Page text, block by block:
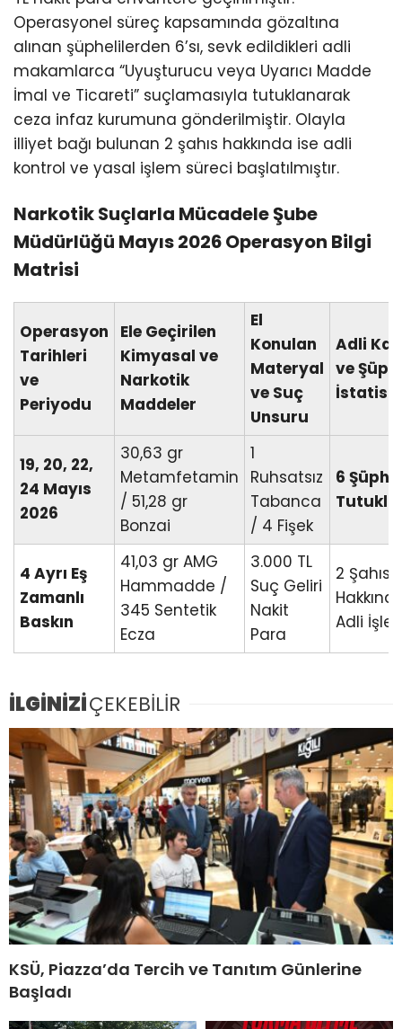
Operasyonel süreç kapsamında gözaltına
alınan şüphelilerden 6’sı, sevk edildikleri adli
makamlarca “Uyuşturucu veya Uyarıcı Madde
İmal ve Ticareti” suçlamasıyla tutuklanarak
ceza infaz kurumuna gönderilmiştir. Olayla
illiyet bağı bulunan 2 şahıs hakkında ise adli
kontrol ve yasal işlem süreci başlatılmıştır.
Narkotik Suçlarla Mücadele Şube
Müdürlüğü Mayıs 2026 Operasyon Bilgi
Matrisi
Operasyon
Tarihleri
ve
Periyodu
Ele Geçirilen
Kimyasal ve
Narkotik
Maddeler
El
Konulan
Materyal
ve Suç
Unsuru
Adli
ve
19, 20, 22,
24 Mayıs
2026
30,63 gr
Metamfetamin
/ 51,28 gr
Bonzai
1
Ruhsatsız
Tabanca
/ 4 Fişek
6
4 Ayrı Eş
Zamanlı
Baskın
41,03 gr AMG
Hammadde /
345 Sentetik
Ecza
3.000 TL
Suç Geliri
Nakit
Para
2 Şahıs
Adli
İLGİNİZİÇEKEBİLİR
KSÜ, Piazza’da Tercih ve Tanıtım Günlerine
Başladı